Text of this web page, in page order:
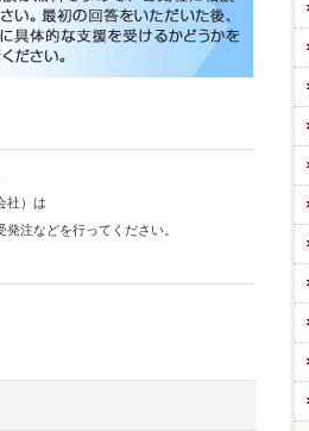
社）は
注などを行ってください。